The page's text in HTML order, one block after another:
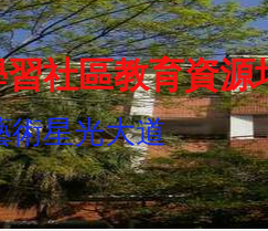
社區教育資源
術星光大道